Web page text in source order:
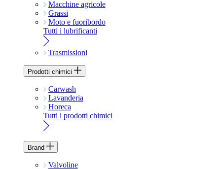
Macchine agricole
Grassi
Moto e fuoribordo
Tutti i lubrificanti
Trasmissioni
Prodotti chimici
Carwash
Lavanderia
Horeca
Tutti i prodotti chimici
Brand
Valvoline